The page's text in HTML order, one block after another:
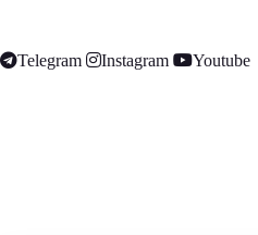
Youtube
Instagram
Telegram